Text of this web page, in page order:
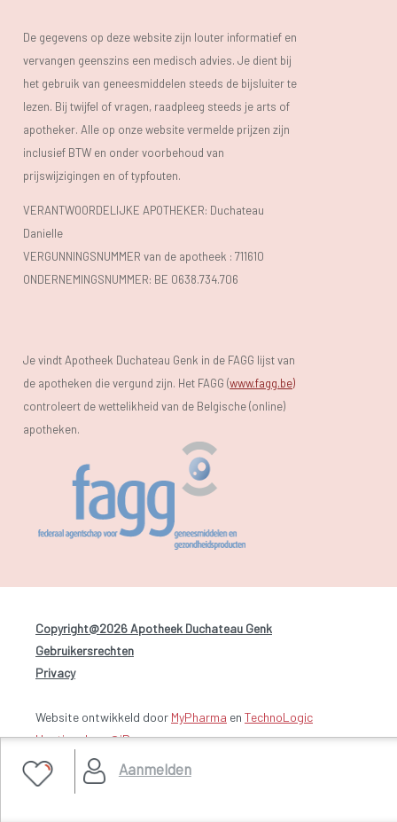
Aanmelden
De gegevens op deze website zijn louter informatief en
vervangen geenszins een medisch advies. Je dient bij
het gebruik van geneesmiddelen steeds de bijsluiter te
lezen. Bij twijfel of vragen, raadpleeg steeds je arts of
apotheker. Alle op onze website vermelde prijzen zijn
inclusief BTW en onder voorbehoud van
prijswijzigingen en of typfouten.
VERANTWOORDELIJKE APOTHEKER: Duchateau
Danielle
VERGUNNINGSNUMMER van de apotheek : 711610
ONDERNEMINGSNUMMER: BE 0638.734.706
Je vindt Apotheek Duchateau Genk in de FAGG lijst van
de apotheken die vergund zijn. Het FAGG (www.fagg.be)
controleert de wettelikheid van de Belgische (online)
apotheken.
Copyright@2026 Apotheek Duchateau Genk
Gebruikersrechten
Privacy
Website ontwikkeld door MyPharma en TechnoLogic
Hosting door @iPower